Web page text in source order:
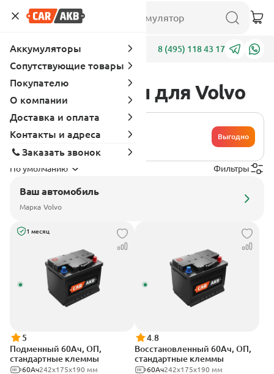
Адреса 8 (495) 118 43 17
Аккумуляторы для Volvo
свой
Выгодно
По умолчанию Фильтры
Ваш автомобиль
Марка Volvo
1 месяц
5
Подменный 60Ач, ОП,
стандартные клеммы
242х175х190 мм
60Ач
4.8
Восстановленный 60Ач, ОП,
стандартные клеммы
242х175х190 мм
60Ач
Аккумуляторы
Сопутствующие товары
Покупателю
О компании
Доставка и оплата
Контакты и адреса
Заказать звонок